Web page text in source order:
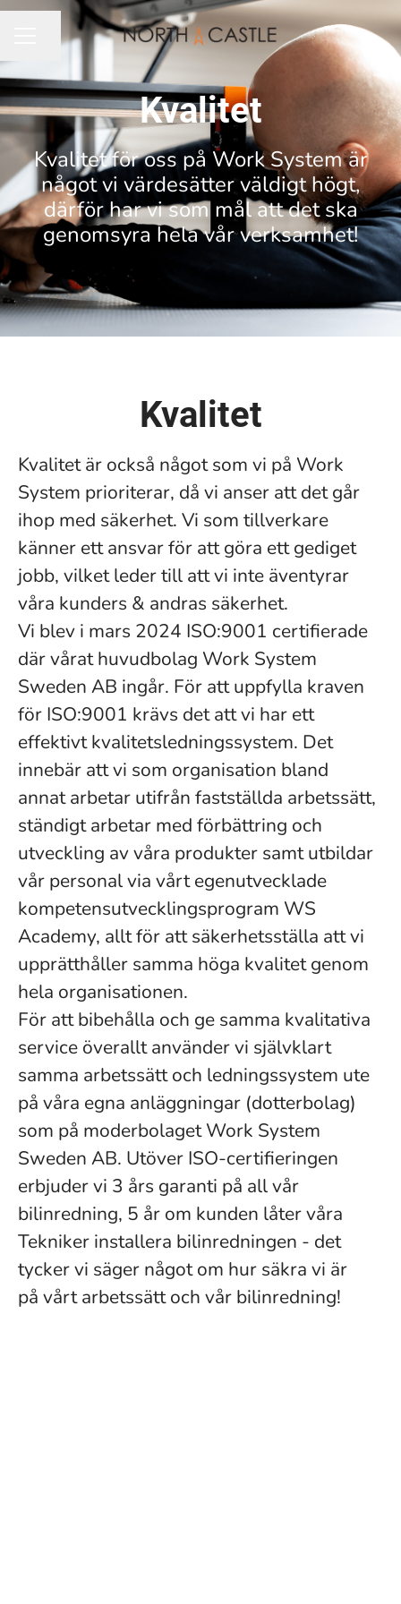
KARRIÄRMENY
Dela sidan
Kvalitet
Kvalitet för oss på Work System är
något vi värdesätter väldigt högt,
därför har vi som mål att det ska
genomsyra hela vår verksamhet!
Kvalitet
Kvalitet är också något som vi på Work
System prioriterar, då vi anser att det går
ihop med säkerhet. Vi som tillverkare
känner ett ansvar för att göra ett gediget
jobb, vilket leder till att vi inte äventyrar
våra kunders & andras säkerhet.
Vi blev i mars 2024 ISO:9001 certifierade
där vårat huvudbolag Work System
Sweden AB ingår. För att uppfylla kraven
för ISO:9001 krävs det att vi har ett
effektivt kvalitetsledningssystem. Det
innebär att vi som organisation bland
annat arbetar utifrån fastställda arbetssätt,
ständigt arbetar med förbättring och
utveckling av våra produkter samt utbildar
vår personal via vårt egenutvecklade
kompetensutvecklingsprogram WS
Academy, allt för att säkerhetsställa att vi
upprätthåller samma höga kvalitet genom
hela organisationen.
För att bibehålla och ge samma kvalitativa
service överallt använder vi självklart
samma arbetssätt och ledningssystem ute
på våra egna anläggningar (dotterbolag)
som på moderbolaget Work System
Sweden AB. Utöver ISO-certifieringen
erbjuder vi 3 års garanti på all vår
bilinredning, 5 år om kunden låter våra
Tekniker installera bilinredningen - det
tycker vi säger något om hur säkra vi är
på vårt arbetssätt och vår bilinredning!